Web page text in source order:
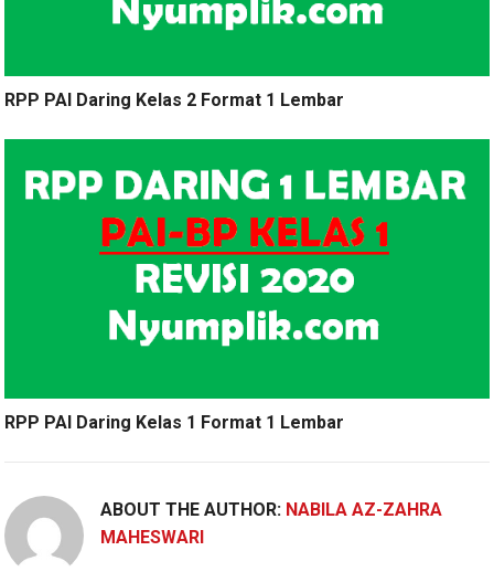
RPP PAI Daring Kelas 2 Format 1 Lembar
RPP PAI Daring Kelas 1 Format 1 Lembar
ABOUT THE AUTHOR: NABILA AZ-ZAHRA
MAHESWARI